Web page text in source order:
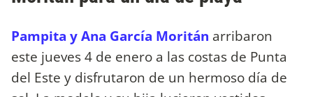
Pampita y Ana García Moritán arribaron
este jueves 4 de enero a las costas de Punta
del Este y disfrutaron de un hermoso día de